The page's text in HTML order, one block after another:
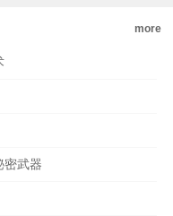
more
密武器